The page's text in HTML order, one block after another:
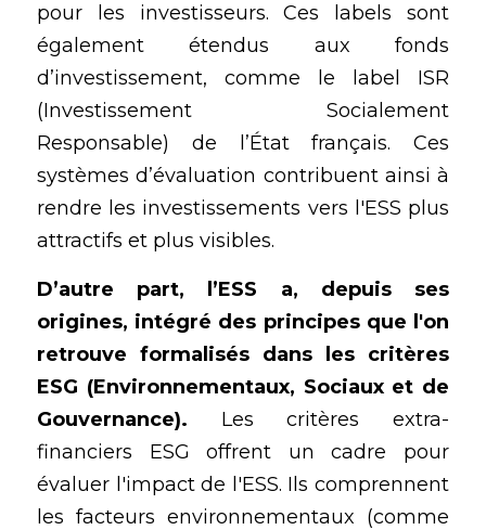
pour les investisseurs. Ces labels sont
également étendus aux fonds
d’investissement, comme le label ISR
(Investissement Socialement
Responsable) de l’État français. Ces
systèmes d’évaluation contribuent ainsi à
rendre les investissements vers l'ESS plus
attractifs et plus visibles.
D’autre part, l’ESS a, depuis ses
origines, intégré des principes que l'on
retrouve formalisés dans les critères
ESG (Environnementaux, Sociaux et de
Gouvernance). Les critères extra-
financiers ESG offrent un cadre pour
évaluer l'impact de l'ESS. Ils comprennent
les facteurs environnementaux (comme